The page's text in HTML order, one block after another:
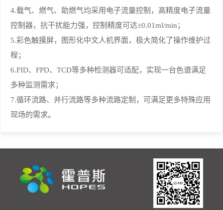
4.载气、燃气、助燃气均采用电子流量控制，高精度电子流量
控制器，抗干扰能力强，控制精度可达±0.01ml/min；
5.彩色触摸屏，图形化中文人机界面，极大简化了操作维护过
程；
6.FID、FPD、TCD等多种检测器可适配，实现一台色谱满足
多种监测需求；
7.循环流路、并行流路等多种流路定制，可满足更多特殊应用
现场的需求。